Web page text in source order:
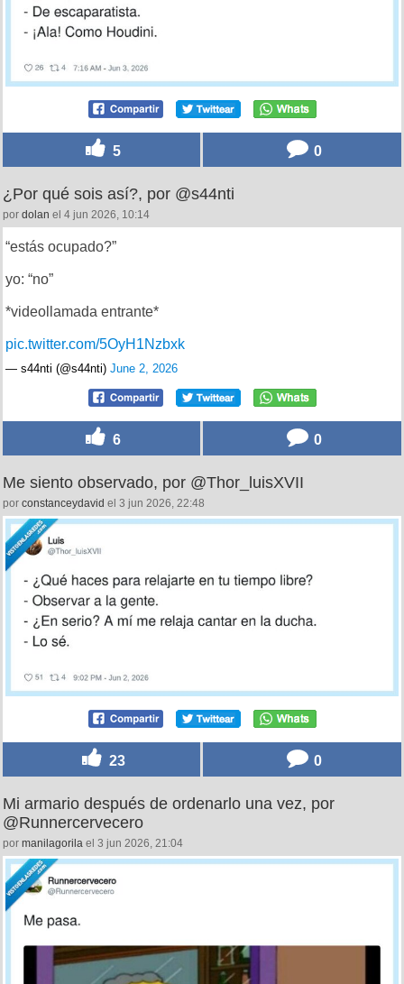
5 0
¿Por qué sois así?, por @s44nti
por dolan el 4 jun 2026, 10:14
“estás ocupado?”
yo: “no”
*videollamada entrante*
pic.twitter.com/5OyH1Nzbxk
— s44nti (@s44nti) June 2, 2026
6 0
Me siento observado, por @Thor_luisXVII
por constanceydavid el 3 jun 2026, 22:48
23 0
Mi armario después de ordenarlo una vez, por
@Runnercervecero
por manilagorila el 3 jun 2026, 21:04